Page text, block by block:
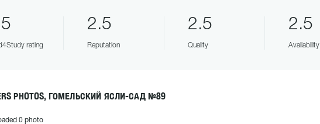
rating
2.5
Reputation
2.5
Quality
2.5
Availability
PHOTOS, ГОМЕЛЬСКИЙ ЯСЛИ-САД №89
0 photo